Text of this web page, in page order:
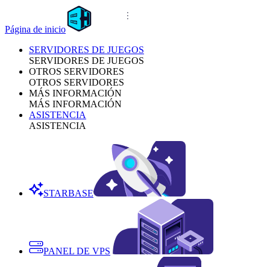
Página de inicio
SERVIDORES DE JUEGOS
SERVIDORES DE JUEGOS
OTROS SERVIDORES
OTROS SERVIDORES
MÁS INFORMACIÓN
MÁS INFORMACIÓN
ASISTENCIA
ASISTENCIA
STARBASE
PANEL DE VPS